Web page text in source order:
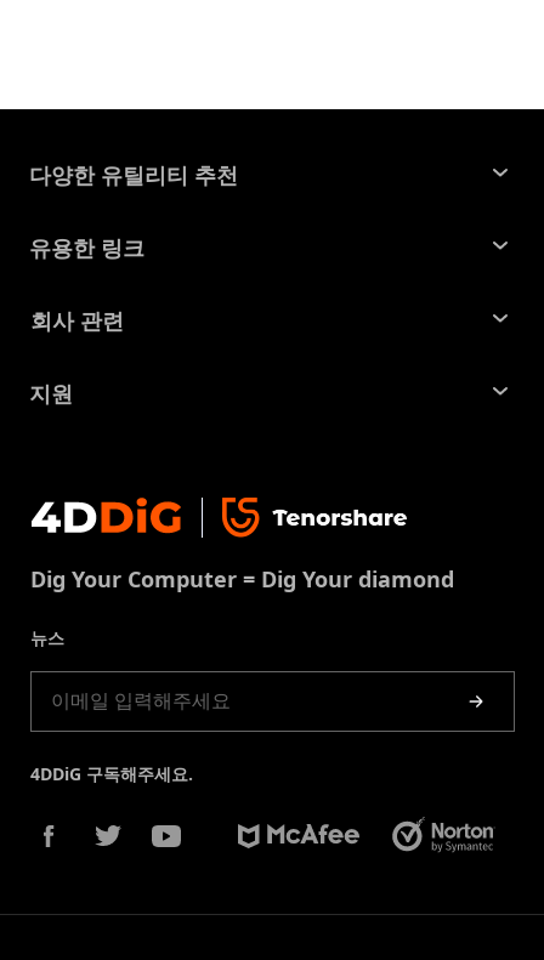
다양한 유틸리티 추천
윈도우 데이터 복구
파티션 관리 도구
중복 파일 찾기 및 제거
유용한 링크
꿀팁 모음
맥 복구 솔루션
중복 파일 제거
회사 관련
회사소개
이용약권
쿠키정책(업데이트됨)
지원
문의
제품 가이드
Dig Your Computer = Dig Your diamond
뉴스
4DDiG 구독해주세요.